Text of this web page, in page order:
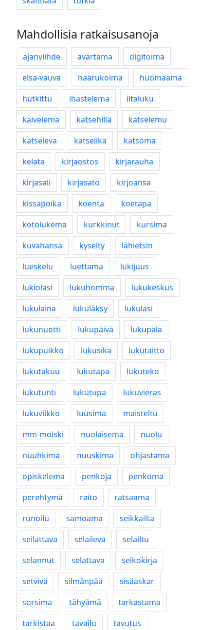
Mahdollisia ratkaisusanoja
ajanviihde avartama
digitoima
elsa-vauva
haarukoima
huomaama
hutkittu
ihastelema
iltaluku
kaivelema
katsehilla
katselemu
katseleva
katselika
katsoma
kelata
kirjaostos
kirjarauha
kirjasali
kirjasato
kirjoansa
kissapoika
koenta
koetapa
kotolukema
kurkkinut
kursima
kuvahansa
kyselty
lähietsin
lueskelu
luettama
lukijuus
lukiolasi
lukuhomma
lukukeskus
lukulaina
lukuläksy
lukulasi
lukunuotti
lukupäivä
lukupala
lukupuikko
lukusika
lukutaitto
lukutakuu
lukutapa
lukuteko
lukutunti
lukutupa
lukuvieras
lukuviikko
luusima
maisteltu
mm-molski
nuolaisema
nuolu
nuuhkima
nuuskima
ohjastama
opiskelema
penkoja
penkoma
perehtymä
raito
ratsaama
runoilu
samoama
seikkailta
seilattava
selaileva
selailtu
selannut
selattava
selkokirja
setvivä
silmänpää
sisäaskar
sorsima
tähyämä
tarkastama
tarkistaa
tavailu tavutus